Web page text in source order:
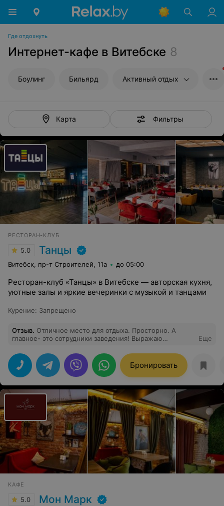
Где отдохнуть
Интернет-кафе в Витебске 8
Боулинг Бильярд Активный отдых
Карта Фильтры
РЕСТОРАН-КЛУБ
5.0 Танцы
Витебск, пр-т Строителей, 11а до 05:00
Ресторан-клуб «Танцы» в Витебске — авторская кухня,
уютные залы и яркие вечеринки с музыкой и танцами
Курение: Запрещено
Отзыв. Отличное место для отдыха. Просторно. А
главное- это сотрудники заведения! Выражаю
дружелюбие официантам и администратору.
Отдельный комплимент шеф повару Николаю за суши
и горячее. Восхитительно. Рекомендую всем
Еще
Бронировать
КАФЕ
5.0 Мон Марк